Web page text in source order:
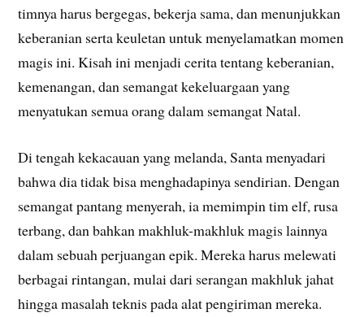
timnya harus bergegas, bekerja sama, dan menunjukkan
keberanian serta keuletan untuk menyelamatkan momen
magis ini. Kisah ini menjadi cerita tentang keberanian,
kemenangan, dan semangat kekeluargaan yang
menyatukan semua orang dalam semangat Natal.
Di tengah kekacauan yang melanda, Santa menyadari
bahwa dia tidak bisa menghadapinya sendirian. Dengan
semangat pantang menyerah, ia memimpin tim elf, rusa
terbang, dan bahkan makhluk-makhluk magis lainnya
dalam sebuah perjuangan epik. Mereka harus melewati
berbagai rintangan, mulai dari serangan makhluk jahat
hingga masalah teknis pada alat pengiriman mereka.